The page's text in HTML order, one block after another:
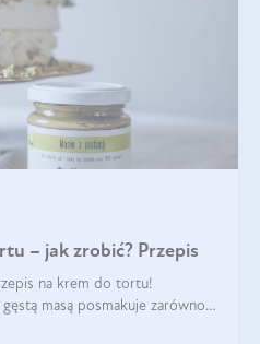
– jak zrobić? Przepis
na krem do tortu!
masą posmakuje zarówno